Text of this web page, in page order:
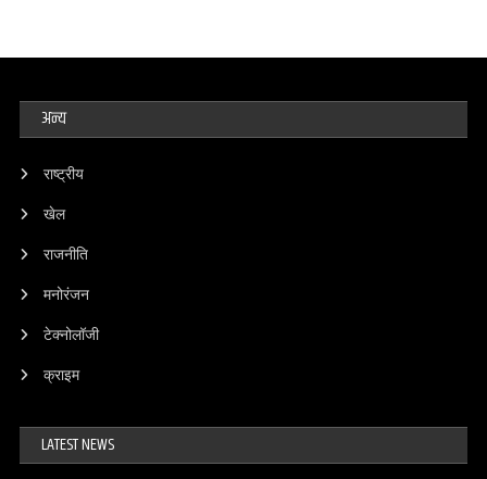
अन्य
राष्ट्रीय
खेल
राजनीति
मनोरंजन
टेक्नोलॉजी
क्राइम
LATEST NEWS